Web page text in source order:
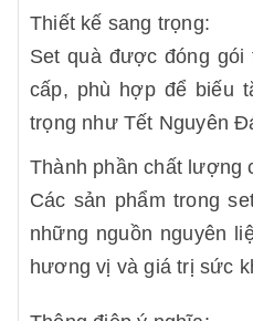
Thiết kế sang trọng:
Set quà được đóng
cấp, phù hợp để biếu
trọng như Tết Nguyên
Thành phần chất lượng
Các sản phẩm trong
những nguồn nguyên
hương vị và giá trị sức